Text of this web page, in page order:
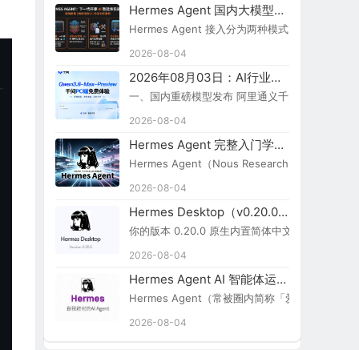
Hermes Agent 国内大模型接入指南
Hermes Agent 接入分为两种模式：原生内置
2026-08-04
2026年08月03日：AI行业新闻简报
一、国内重磅模型发布 阿里通义千问
2026-08-04
Hermes Agent 完整入门学习路线图
Hermes Agent（Nous Research）：开源自进
2026-08-04
Hermes Desktop（v0.20.0）切换简体中文步骤
你的版本 0.20.0 原生内置简体中文，无需额外
2026-08-04
Hermes Agent AI 智能体运行引擎
Hermes Agent（常被圈内简称「爱马仕 Agent
2026-08-04